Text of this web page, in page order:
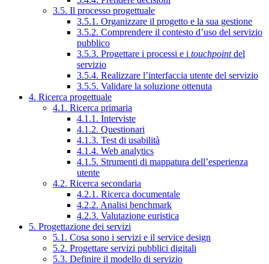
3.5. Il processo progettuale
3.5.1. Organizzare il progetto e la sua gestione
3.5.2. Comprendere il contesto d’uso del servizio
pubblico
3.5.3. Progettare i processi e i touchpointdel
servizio
3.5.4. Realizzare l’interfaccia utente del servizio
3.5.5. Validare la soluzione ottenuta
4. Ricerca progettuale
4.1. Ricerca primaria
4.1.1. Interviste
4.1.2. Questionari
4.1.3. Test di usabilità
4.1.4. Web analytics
4.1.5. Strumenti di mappatura dell’esperienza
utente
4.2. Ricerca secondaria
4.2.1. Ricerca documentale
4.2.2. Analisi benchmark
4.2.3. Valutazione euristica
5. Progettazione dei servizi
5.1. Cosa sono i servizi e il service design
5.2. Progettare servizi pubblici digitali
5.3. Definire il modello di servizio